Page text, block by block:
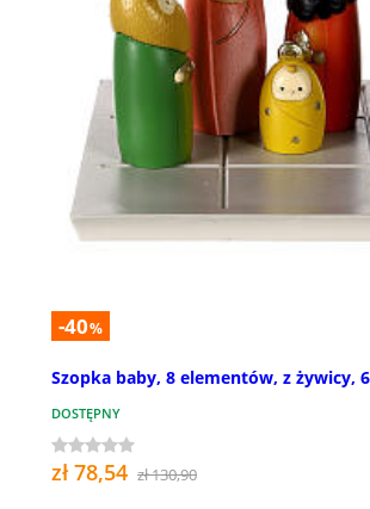
-40%
Szopka baby, 8 elementów, z żywicy,
DOSTĘPNY
zł 78,54 zł 130,90